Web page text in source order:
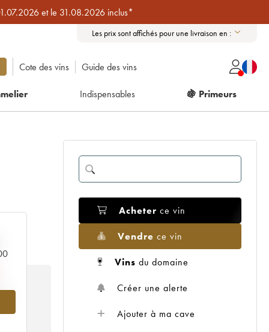
et le 31.08.2026 inclus*
Les prix sont affichés pour une livraison en :
Cote des vins Guide des vins
Indispensables 🍇 Primeurs
Acheter ce vin
Vendre ce vin
Vins du domaine
Créer une alerte
Ajouter à ma cave